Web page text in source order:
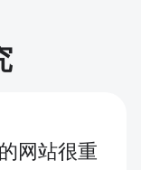
网站很重